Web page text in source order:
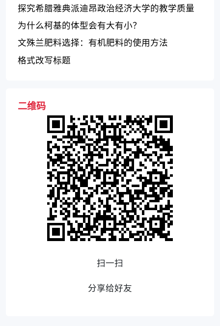
探究希腊雅典派迪昂政治经济大学的教学质量
及其优劣势
为什么柯基的体型会有大有小？
文殊兰肥料选择：有机肥料的使用方法
格式改写标题
二维码
扫一扫
分享给好友